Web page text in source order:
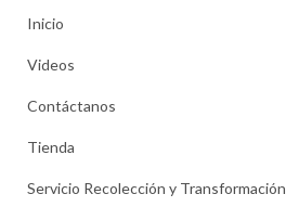
Inicio
Videos
Contáctanos
Tienda
Servicio Recolección y Transformación